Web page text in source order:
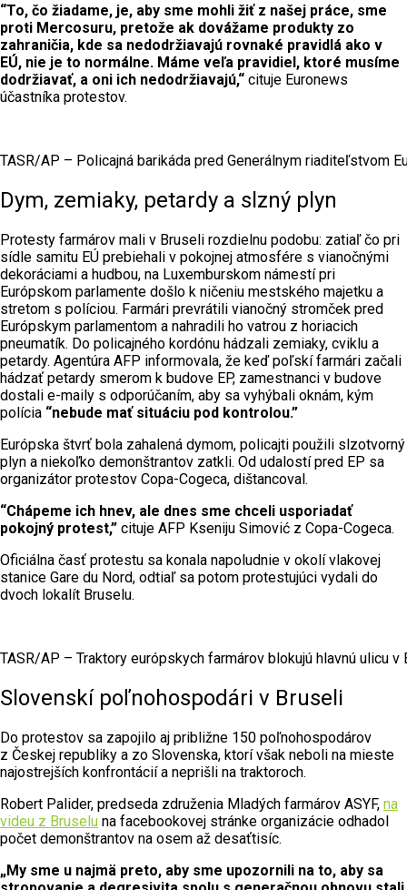
“To, čo žiadame, je, aby sme mohli žiť z našej práce, sme
proti Mercosuru, pretože ak dovážame produkty zo
zahraničia, kde sa nedodržiavajú rovnaké pravidlá ako v
EÚ, nie je to normálne. Máme veľa pravidiel, ktoré musíme
dodržiavať, a oni ich nedodržiavajú,“ cituje Euronews
účastníka protestov.
TASR/AP – Policajná barikáda pred Generálnym riaditeľstvom
Dym, zemiaky, petardy a slzný plyn
Protesty farmárov mali v Bruseli rozdielnu podobu: zatiaľ čo pri
sídle samitu EÚ prebiehali v pokojnej atmosfére s vianočnými
dekoráciami a hudbou, na Luxemburskom námestí pri
Európskom parlamente došlo k ničeniu mestského majetku a
stretom s políciou. Farmári prevrátili vianočný stromček pred
Európskym parlamentom a nahradili ho vatrou z horiacich
pneumatík. Do policajného kordónu hádzali zemiaky, cviklu a
petardy. Agentúra AFP informovala, že keď poľskí farmári začali
hádzať petardy smerom k budove EP, zamestnanci v budove
dostali e-maily s odporúčaním, aby sa vyhýbali oknám, kým
polícia “nebude mať situáciu pod kontrolou.”
Európska štvrť bola zahalená dymom, policajti použili slzotvorný
plyn a niekoľko demonštrantov zatkli. Od udalostí pred EP sa
organizátor protestov Copa-Cogeca, dištancoval.
“Chápeme ich hnev, ale dnes sme chceli usporiadať
pokojný protest,” cituje AFP Kseniju Simović z Copa-Cogeca.
Oficiálna časť protestu sa konala napoludnie v okolí vlakovej
stanice Gare du Nord, odtiaľ sa potom protestujúci vydali do
dvoch lokalít Bruselu.
TASR/AP – Traktory európskych farmárov blokujú hlavnú ulicu
Slovenskí poľnohospodári v Bruseli
Do protestov sa zapojilo aj približne 150 poľnohospodárov
z Českej republiky a zo Slovenska, ktorí však neboli na mieste
najostrejších konfrontácií a neprišli na traktoroch.
Robert Palider, predseda združenia Mladých farmárov ASYF, na
videu z Bruselu na facebookovej stránke organizácie odhadol
počet demonštrantov na osem až desaťtisíc.
„My sme u najmä preto, aby sme upozornili na to, aby sa